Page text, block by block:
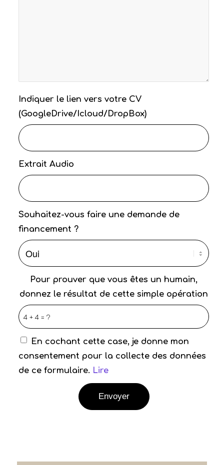
Indiquer le lien vers votre CV
(GoogleDrive/Icloud/DropBox)
Extrait Audio
Souhaitez-vous faire une demande de
financement ?
4 + 4 = ?
Pour prouver que vous êtes un humain,
donnez le résultat de cette simple opération
En cochant cette case, je donne mon
consentement pour la collecte des données
de ce formulaire. Lire